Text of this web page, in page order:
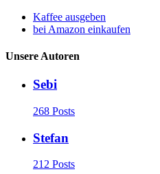
Kaffee ausgeben
bei Amazon einkaufen
Unsere Autoren
Sebi
268 Posts
Stefan
212 Posts